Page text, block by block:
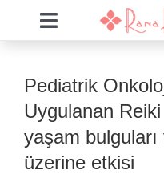
Toggle
Hizmetler
Eğitimler
Pediatrik
Uygulanan
yaşam
üzerine etkisi